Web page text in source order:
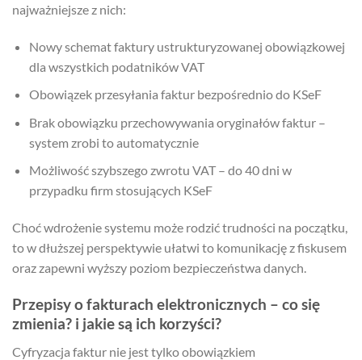
najważniejsze z nich:
Nowy schemat faktury ustrukturyzowanej obowiązkowej
dla wszystkich podatników VAT
Obowiązek przesyłania faktur bezpośrednio do KSeF
Brak obowiązku przechowywania oryginałów faktur –
system zrobi to automatycznie
Możliwość szybszego zwrotu VAT – do 40 dni w
przypadku firm stosujących KSeF
Choć wdrożenie systemu może rodzić trudności na początku,
to w dłuższej perspektywie ułatwi to komunikację z fiskusem
oraz zapewni wyższy poziom bezpieczeństwa danych.
Przepisy o fakturach elektronicznych – co się
zmienia? i jakie są ich korzyści?
Cyfryzacja faktur nie jest tylko obowiązkiem